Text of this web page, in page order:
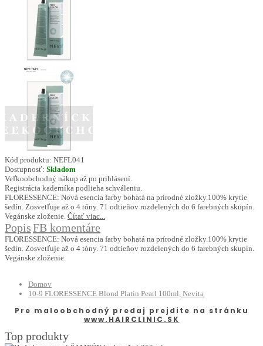
Kód produktu: NEFL041
Dostupnosť: Skladom
Veľkoobchodný nákup až po prihlásení.
Registrácia kaderníka podlieha schváleniu.
FLORESSENCE: Nová esencia farby bohatá na prírodné zložky.100% krytie
šedín. Zosvetľuje až o 4 tóny. 71 odtieňov rozdelených do 6 farebných skupín.
Vegánske zloženie. Čítať viac...
PopisFB komentáre
FLORESSENCE: Nová esencia farby bohatá na prírodné zložky.100% krytie
šedín. Zosvetľuje až o 4 tóny. 71 odtieňov rozdelených do 6 farebných skupín.
Vegánske zloženie.
Domov
10-9 FLORESSENCE Blond Platin Pearl 100ml, Nevita
Pre maloobchodný predaj prejdite na stránku
www.HAIRCLINIC.SK
Top produkty